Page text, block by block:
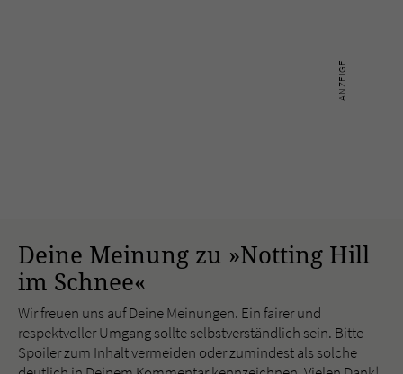
Deine Meinung zu »Notting Hill
im Schnee«
Wir freuen uns auf Deine Meinungen. Ein fairer und
respektvoller Umgang sollte selbstverständlich sein. Bitte
Spoiler zum Inhalt vermeiden oder zumindest als solche